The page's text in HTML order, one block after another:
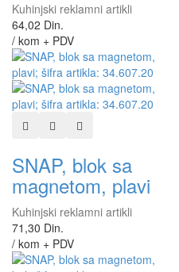
Kuhinjski reklamni artikli
64,02 Din.
/ kom + PDV
Dodaj u listu želja
Dodaj u listu za poređenje
SNAP, blok sa
magnetom, plavi
Kuhinjski reklamni artikli
71,30 Din.
/ kom + PDV